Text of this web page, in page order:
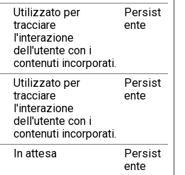
Utilizzato per
tracciare
l'interazione
dell'utente con i
contenuti incorporati.
Persist
ente
Utilizzato per
tracciare
l'interazione
dell'utente con i
contenuti incorporati.
Persist
ente
In attesa
Persist
ente